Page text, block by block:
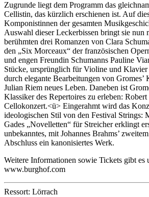
Zugrunde liegt dem Programm das
Cellistin, das kürzlich erschienen ist. Auf
Komponistinnen der gesamten
Auswahl dieser Leckerbissen bringt sie nun
berühmten drei Romanzen von Clara
den „Six Morceaux“ der französischen
und engen Freundin Schumanns Pauline
Stücke, ursprünglich für Violine und Klavier
durch elegante Bearbeitungen von Gromes’
Julian Riem neues Leben. Daneben ist
Klassiker des Repertoires zu erleben: Robert
Cellokonzert.<ü> Eingerahmt wird das
ideologischen Stil von den Festival Strings:
Gades „Novelletten“ für Streicher erklingt
unbekanntes, mit Johannes Brahms’
Abschluss ein kanonisiertes Werk.
Weitere Informationen sowie Tickets gibt es
www.burghof.com
Ressort: Lörrach